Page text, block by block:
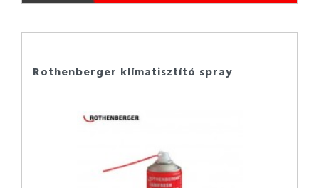
Rothenberger klímatisztító spray